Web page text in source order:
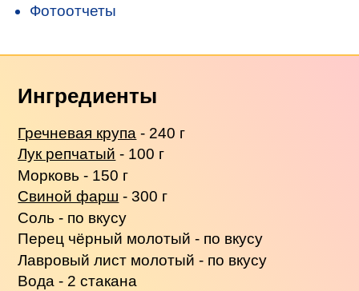
Фотоотчеты
Ингредиенты
Гречневая крупа - 240 г
Лук репчатый - 100 г
Морковь - 150 г
Свиной фарш - 300 г
Соль - по вкусу
Перец чёрный молотый - по вкусу
Лавровый лист молотый - по вкусу
Вода - 2 стакана